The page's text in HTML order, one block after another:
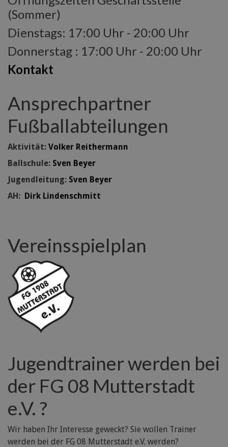
(Sommer)
Dienstags: 17:00 Uhr - 20:00 Uhr
Donnerstag : 17:00 Uhr - 20:00 Uhr
Kontakt
Ansprechpartner
Fußballabteilungen
Aktivität: Volker Reithermann
Ballschule: Sven Beyer
Jugendleitung: Sven Beyer
AH: Dirk Lindenschmitt
Vereinsspielplan
Jugendtrainer werden bei
der FG 08 Mutterstadt
e.V. ?
Wir haben Ihr Interesse geweckt? Sie wollen Trainer
werden bei der FG 08 Mutterstadt e.V. werden?